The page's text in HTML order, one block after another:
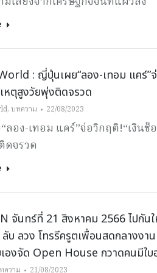
: ญี่ปุ่นเผย“ลอง-เทอม แคร์”จ่
หตุสูงวัยพุ่งติดจรวด
,บทความ 22/08/2023
ลอง-เทอม แคร์”จ่อวิกฤติ!“เงินช็
ดจรวด
จันทร์ที่ 21 สิงหาคม 2566 ไปกัน
บ ลวง โทรรีครูตเพื่อนสดกลางงา
องจัด Open House กวาดคนมีใ
ความ 21/08/2023